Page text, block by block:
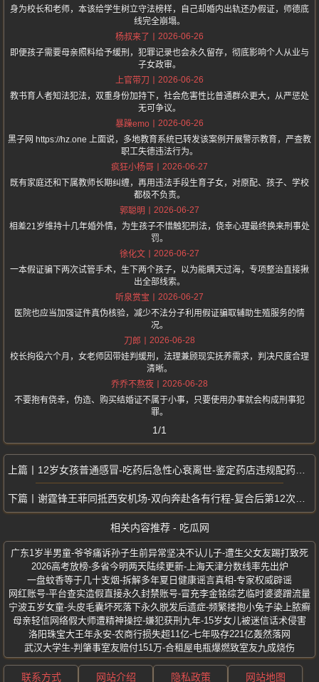
身为校长和老师，本该给学生树立守法榜样，自己却婚内出轨还办假证，师德底
线完全崩塌。
杨叔来了
2026-06-26
即便孩子需要母亲照料给予缓刑，犯罪记录也会永久留存，彻底影响个人从业与
子女政审。
上官带刀
2026-06-26
教书育人者知法犯法，双重身份加持下，社会危害性比普通群众更大，从严惩处
无可争议。
暴躁emo
2026-06-26
黑子网 https://hz.one 上面说，多地教育系统已转发该案例开展警示教育，严查教
职工失德违法行为。
疯狂小杨哥
2026-06-27
既有家庭还和下属教师长期纠缠，再用违法手段生育子女，对原配、孩子、学校
都极不负责。
郭聪明
2026-06-27
相差21岁维持十几年婚外情，为生孩子不惜触犯刑法，侥幸心理最终换来刑事处
罚。
徐化文
2026-06-27
一本假证骗下两次试管手术，生下两个孩子，以为能瞒天过海，专项整治直接揪
出全部线索。
听泉赏宝
2026-06-27
医院也应当加强证件真伪核验，减少不法分子利用假证骗取辅助生殖服务的情
况。
刀郎
2026-06-28
校长拘役六个月，女老师因带娃判缓刑，法理兼顾现实抚养需求，判决尺度合理
清晰。
乔乔不熬夜
2026-06-28
不要抱有侥幸，伪造、购买结婚证不属于小事，只要使用办事就会构成刑事犯
罪。
1/1
12岁女孩普通感冒-吃药后急性心衰离世-鉴定药店违规配药致药物促死
谢霆锋王菲同抵西安机场-双向奔赴各有行程-复合后第12次公开同框
相关内容推荐 - 吃瓜网
广东1岁半男童-爷爷痛诉孙子生前异常坚决不认儿子-遭生父女友踢打致死
2026高考放榜-多省今明两天陆续更新-上海天津分数线率先出炉
一盘蚊香等于几十支烟-拆解多年夏日健康谣言真相-专家权威辟谣
网红账号-平台查实造假直接永久封禁账号-冒充李金铭综艺临时婆婆蹭流量
宁波五岁女童-头皮毛囊坏死落下永久脱发后遗症-频繁搂抱小兔子染上脓癣
母亲轻信网络假大师遭精神操控-嫌犯获刑九年-15岁女儿被迷信话术侵害
洛阳珠宝大王年永安-农商行损失超11亿-七年吸存221亿轰然落网
武汉大学生-判肇事室友赔付151万-合租屋电瓶爆燃致室友九成烧伤
联系方式 网站介绍 隐私政策 网站地图